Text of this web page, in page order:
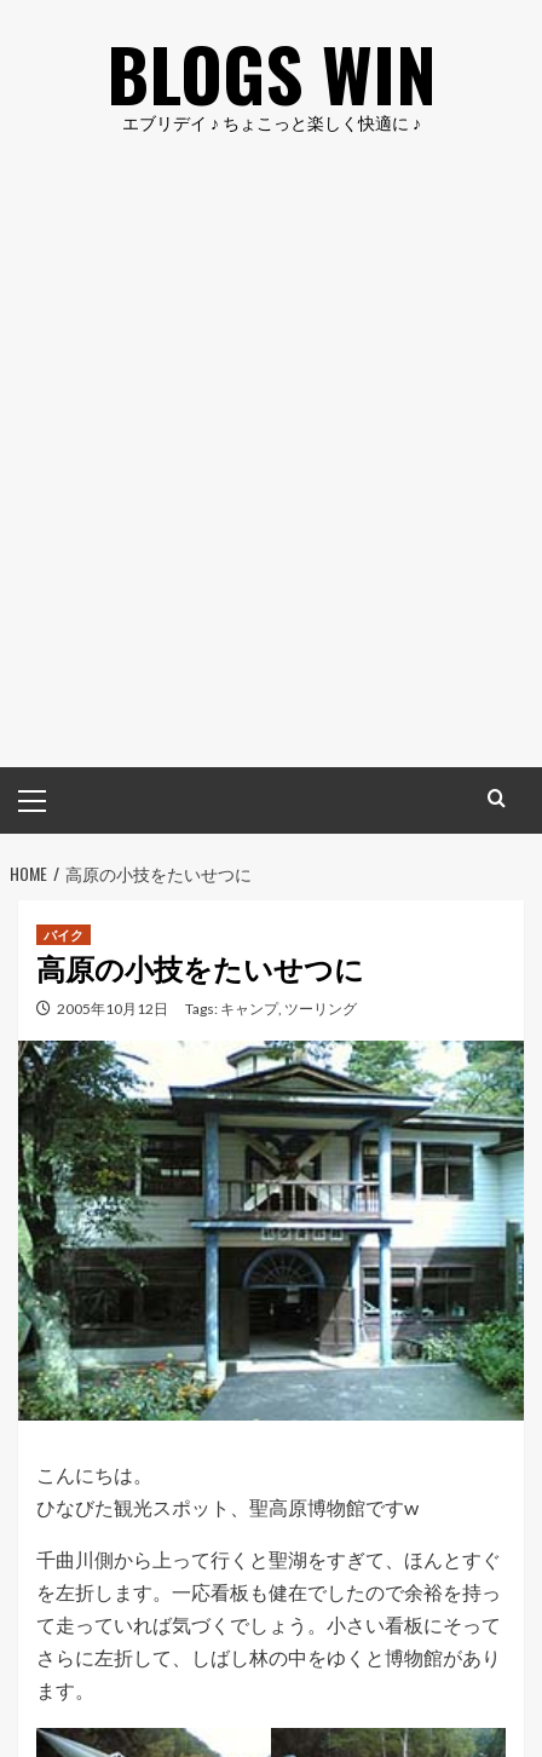
BLOGS WIN
エブリデイ ♪ ちょこっと楽しく快適に ♪
イ
ン
メ
HOME 高原の小技をたいせつに
バイク
高原の小技をたいせつに
2005年10月12日 Tags: キャンプ, ツーリング
こんにちは。
ひなびた観光スポット、聖高原博物館ですw
千曲川側から上って行くと聖湖をすぎて、ほんとすぐ
を左折します。一応看板も健在でしたので余裕を持っ
て走っていれば気づくでしょう。小さい看板にそって
さらに左折して、しばし林の中をゆくと博物館があり
ます。